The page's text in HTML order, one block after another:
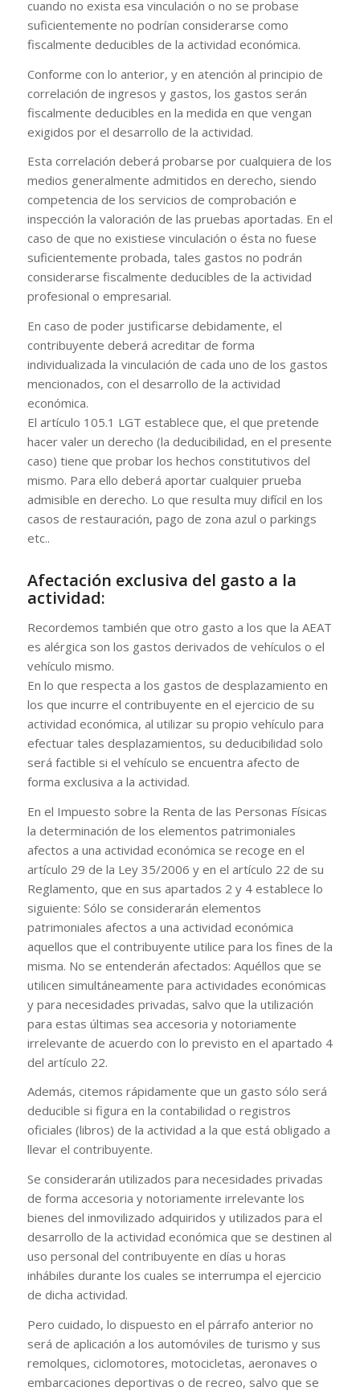
cuando no exista esa vinculación o no se probase
suficientemente no podrían considerarse como
fiscalmente deducibles de la actividad económica.
Conforme con lo anterior, y en atención al principio de
correlación de ingresos y gastos, los gastos serán
fiscalmente deducibles en la medida en que vengan
exigidos por el desarrollo de la actividad.
Esta correlación deberá probarse por cualquiera de los
medios generalmente admitidos en derecho, siendo
competencia de los servicios de comprobación e
inspección la valoración de las pruebas aportadas. En el
caso de que no existiese vinculación o ésta no fuese
suficientemente probada, tales gastos no podrán
considerarse fiscalmente deducibles de la actividad
profesional o empresarial.
En caso de poder justificarse debidamente, el
contribuyente deberá acreditar de forma
individualizada la vinculación de cada uno de los gastos
mencionados, con el desarrollo de la actividad
económica.
El artículo 105.1 LGT establece que, el que pretende
hacer valer un derecho (la deducibilidad, en el presente
caso) tiene que probar los hechos constitutivos del
mismo. Para ello deberá aportar cualquier prueba
admisible en derecho. Lo que resulta muy difícil en los
casos de restauración, pago de zona azul o parkings
etc..
Afectación exclusiva del gasto a la
actividad:
Recordemos también que otro gasto a los que la AEAT
es alérgica son los gastos derivados de vehículos o el
vehículo mismo.
En lo que respecta a los gastos de desplazamiento en
los que incurre el contribuyente en el ejercicio de su
actividad económica, al utilizar su propio vehículo para
efectuar tales desplazamientos, su deducibilidad solo
será factible si el vehículo se encuentra afecto de
forma exclusiva a la actividad.
En el Impuesto sobre la Renta de las Personas Físicas
la determinación de los elementos patrimoniales
afectos a una actividad económica se recoge en el
artículo 29 de la Ley 35/2006 y en el artículo 22 de su
Reglamento, que en sus apartados 2 y 4 establece lo
siguiente: Sólo se considerarán elementos
patrimoniales afectos a una actividad económica
aquellos que el contribuyente utilice para los fines de la
misma. No se entenderán afectados: Aquéllos que se
utilicen simultáneamente para actividades económicas
y para necesidades privadas, salvo que la utilización
para estas últimas sea accesoria y notoriamente
irrelevante de acuerdo con lo previsto en el apartado 4
del artículo 22.
Además, citemos rápidamente que un gasto sólo será
deducible si figura en la contabilidad o registros
oficiales (libros) de la actividad a la que está obligado a
llevar el contribuyente.
Se considerarán utilizados para necesidades privadas
de forma accesoria y notoriamente irrelevante los
bienes del inmovilizado adquiridos y utilizados para el
desarrollo de la actividad económica que se destinen al
uso personal del contribuyente en días u horas
inhábiles durante los cuales se interrumpa el ejercicio
de dicha actividad.
Pero cuidado, lo dispuesto en el párrafo anterior no
será de aplicación a los automóviles de turismo y sus
remolques, ciclomotores, motocicletas, aeronaves o
embarcaciones deportivas o de recreo, salvo que se